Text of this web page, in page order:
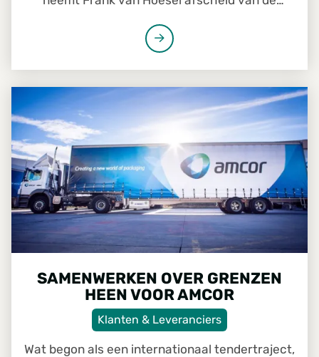
mee aan de basis van vele veranderingen. Van
duurzamere houtinkoop en directe
professionalisering van processen en
systemen. Tijd om terug te blikken op een
periode waarin Foresco uitgroeide van een
verzameling bedrijven tot één geïntegreerde
organisatie.
SAMENWERKEN OVER GRENZEN
HEEN VOOR AMCOR
Klanten & Leveranciers
Wat begon als een internationaal tendertraject,
SAMENWERKEN OVER GRENZEN HEEN VOOR AMCOR